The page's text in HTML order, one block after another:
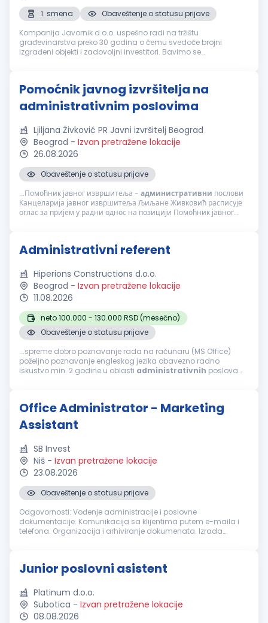
1. smena
Obaveštenje o statusu prijave
Kompanija Javornik d.o.o. uspešno radi na tržištu
građevinarstva preko 30 godina o čemu svedoče brojni
izgrađeni objekti i zadovoljni investitori. Bavimo se
Pomoćnik javnog izvršitelja na
administrativnim poslovima
Ljiljana Živković PR Javni izvršitelj Beograd
Beograd - Izvan pretražene lokacije
26.08.2026
Obaveštenje o statusu prijave
...Помоћник јавног извршитеља - административни послови
Канцеларија јавног извршитеља Љиљане Живковић расписује
оглас за пријем у радни однос на позицији Помоћник јавног
Administrativni referent
Hiperions Constructions d.o.o.
Beograd - Izvan pretražene lokacije
11.08.2026
neto 100.000 - 130.000 RSD (mesečno)
Obaveštenje o statusu prijave
...spreme dobro poznavanje rada na računaru (MS Office)
poželjno poznavanje engleskog jezika obavezno radno
iskustvo min. 2 godine u oblasti administrativnih poslova
Office Administrator - Marketing
Assistant
SB Invest
Niš - Izvan pretražene lokacije
23.08.2026
Obaveštenje o statusu prijave
Odgovornosti: Vođenje administracije i poslovne
dokumentacije. Komunikacija sa klijentima putem e-maila i
telefona. Organizacija i arhiviranje dokumenata. Izrada
Junior poslovni asistent
Platinum d.o.o.
Subotica - Izvan pretražene lokacije
08.08.2026